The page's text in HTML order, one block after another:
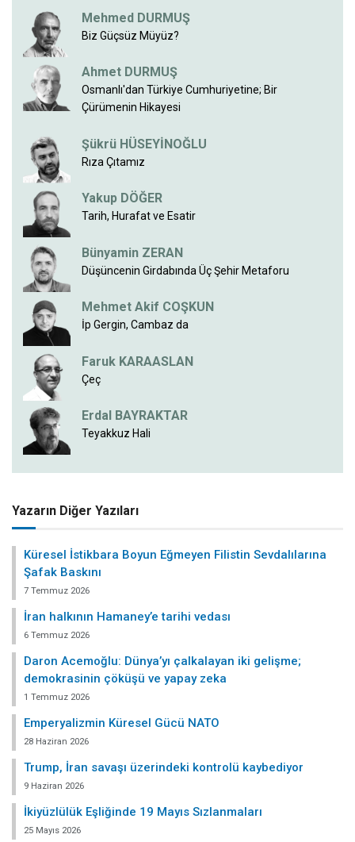
Mehmed DURMUŞ
Biz Güçsüz Müyüz?
Ahmet DURMUŞ
Osmanlı'dan Türkiye Cumhuriyetine; Bir
Çürümenin Hikayesi
Şükrü HÜSEYİNOĞLU
Rıza Çıtamız
Yakup DÖĞER
Tarih, Hurafat ve Esatir
Bünyamin ZERAN
Düşüncenin Girdabında Üç Şehir Metaforu
Mehmet Akif COŞKUN
İp Gergin, Cambaz da
Faruk KARAASLAN
Çeç
Erdal BAYRAKTAR
Teyakkuz Hali
Yazarın Diğer Yazıları
Küresel İstikbara Boyun Eğmeyen Filistin Sevdalılarına
Şafak Baskını
7 Temmuz 2026
İran halkının Hamaney’e tarihi vedası
6 Temmuz 2026
Daron Acemoğlu: Dünya’yı çalkalayan iki gelişme;
demokrasinin çöküşü ve yapay zeka
1 Temmuz 2026
Emperyalizmin Küresel Gücü NATO
28 Haziran 2026
Trump, İran savaşı üzerindeki kontrolü kaybediyor
9 Haziran 2026
İkiyüzlülük Eşliğinde 19 Mayıs Sızlanmaları
25 Mayıs 2026